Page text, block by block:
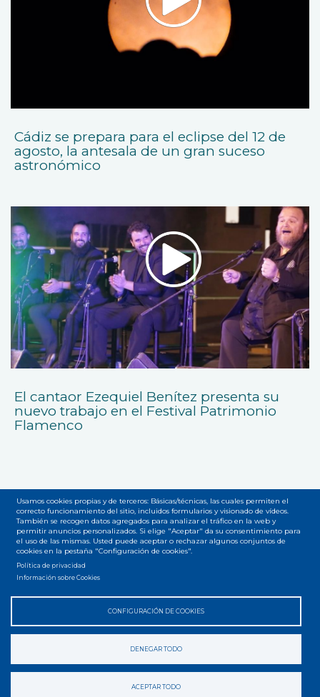
Cádiz se prepara para el eclipse del 12 de
agosto, la antesala de un gran suceso
astronómico
El cantaor Ezequiel Benítez presenta su
nuevo trabajo en el Festival Patrimonio
Flamenco
Menú
del
pie
Accesibilidad Privacidad Legal Cookies Mapa web
Usamos cookies propias y de terceros: Básicas/técnicas, las cuales permiten el
correcto funcionamiento del sitio, incluidos formularios y visionado de vídeos.
También se recogen datos agregados para analizar el tráfico en la web y
permitir anuncios personalizados. Si elige "Aceptar" da su consentimiento para
el uso de las mismas. Usted puede aceptar o rechazar algunos conjuntos de
cookies en la pestaña "Configuración de cookies".
Política de privacidad
Información sobre Cookies
CONFIGURACIÓN DE COOKIES
DENEGAR TODO
ACEPTAR TODO